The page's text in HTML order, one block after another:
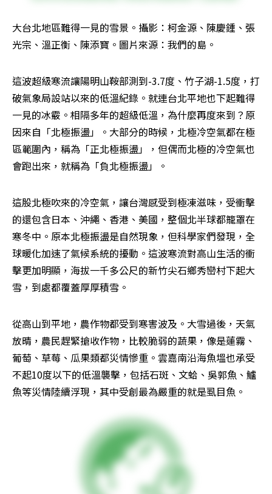
大台北地區難得一見的雪景。攝影：柯金源、陳慶鍾、張
光宗、溫正衡、陳添寶。圖片來源：我們的島。
這波超級寒流讓陽明山鞍部測到-3.7度、竹子湖-1.5度，打
破氣象局設站以來的低溫紀錄。就連台北平地也下起難得
一見的冰霰。相隔多年的超級低溫，為什麼再度來到？原
因來自「北極振盪」。大部分的時候，北極冷空氣都在極
區範圍內，稱為「正北極振盪」，但偶而北極的冷空氣也
會跑出來，就稱為「負北極振盪」。
這股北極吹來的冷空氣，讓台灣感受到極凍滋味，受衝擊
的還包含日本、沖繩、香港、美國，整個北半球都籠罩在
寒冬中。原本北極振盪是自然現象，但科學家們發現，全
球暖化加速了氣候系統的擾動。這波寒流對高山生活的衝
擊更加明顯，海拔一千多公尺的新竹尖石鄉秀巒村下起大
雪，到處都覆蓋厚厚積雪。
從高山到平地，農作物都受到寒害波及。大雪過後，天氣
放晴，農民趕緊搶收作物，比較脆弱的蔬果，像是蓮霧、
葡萄、草莓、瓜果類都災情慘重。雲嘉南沿海魚塭也承受
不起10度以下的低溫襲擊，包括石斑、文蛤、吳郭魚、鱸
魚等災情陸續浮現，其中受創最為嚴重的就是虱目魚。